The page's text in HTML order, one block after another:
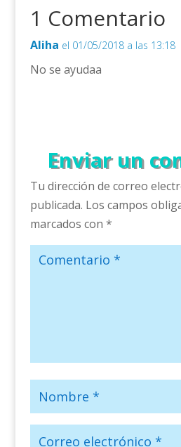
1 Comentario
Aliha el 01/05/2018 a las 13:18
No se ayudaa
Enviar un
Tu dirección de correo
publicada. Los campos
marcados con *